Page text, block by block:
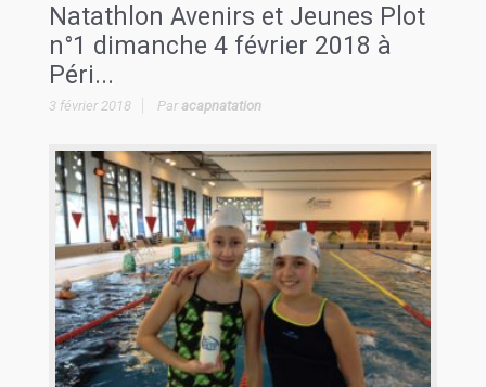
Natathlon Avenirs et Jeunes Plot
n°1 dimanche 4 février 2018 à
Péri...
3 février 2018 Paracapnatation